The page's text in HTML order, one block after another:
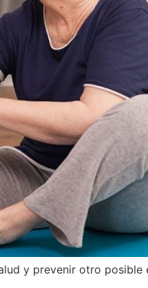
y prevenir otro posible